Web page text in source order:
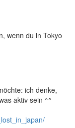
wenn du in Tokyo
ich denke,
aktiv sein ^^